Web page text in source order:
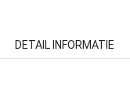
DETAIL INFORMATIE